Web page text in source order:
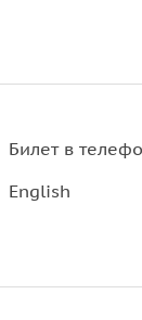
Билет в
English